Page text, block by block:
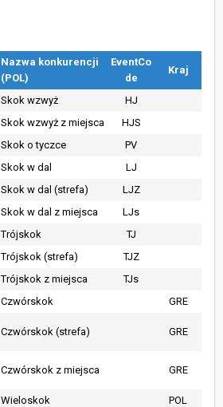
Nazwa konkurencji
(POL)
EventCo
de
Kraj
Skok wzwyż
HJ
Skok wzwyż z miejsca
HJS
Skok o tyczce
PV
Skok w dal
LJ
Skok w dal (strefa)
LJZ
Skok w dal z miejsca
LJs
Trójskok
TJ
Trójskok (strefa)
TJZ
Trójskok z miejsca
TJs
Czwórskok
GRE
Czwórskok (strefa) GRE
Czwórskok z miejsca GRE
Wieloskok
POL